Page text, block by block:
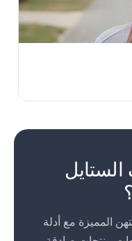
المميزة مع أدلة